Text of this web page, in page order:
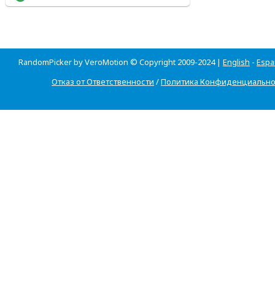
RandomPicker by VeroMotion © Copyright 2009-2024 | English -
Отказ от Ответственности /Политика